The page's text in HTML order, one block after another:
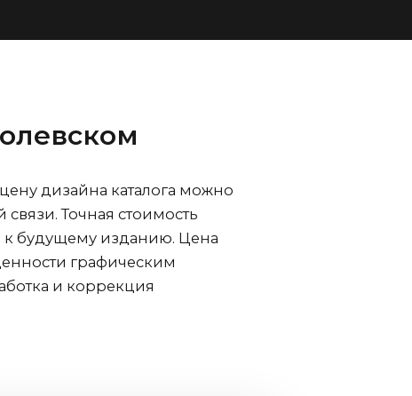
дизайна каталога можно
Точная стоимость
к будущему изданию. Цена
графическим
и коррекция